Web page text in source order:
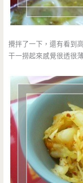
攪拌了一下，還有看到
干一撈起來感覺很透很